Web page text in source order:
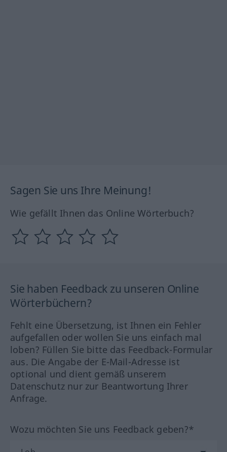
Sagen Sie uns Ihre Meinung!
Wie gefällt Ihnen das Online Wörterbuch?
Sie haben Feedback zu unseren Online
Wörterbüchern?
Fehlt eine Übersetzung, ist Ihnen ein Fehler
aufgefallen oder wollen Sie uns einfach mal
loben? Füllen Sie bitte das Feedback-Formular
aus. Die Angabe der E-Mail-Adresse ist
optional und dient gemäß unserem
Datenschutz nur zur Beantwortung Ihrer
Anfrage.
Wozu möchten Sie uns Feedback geben?*